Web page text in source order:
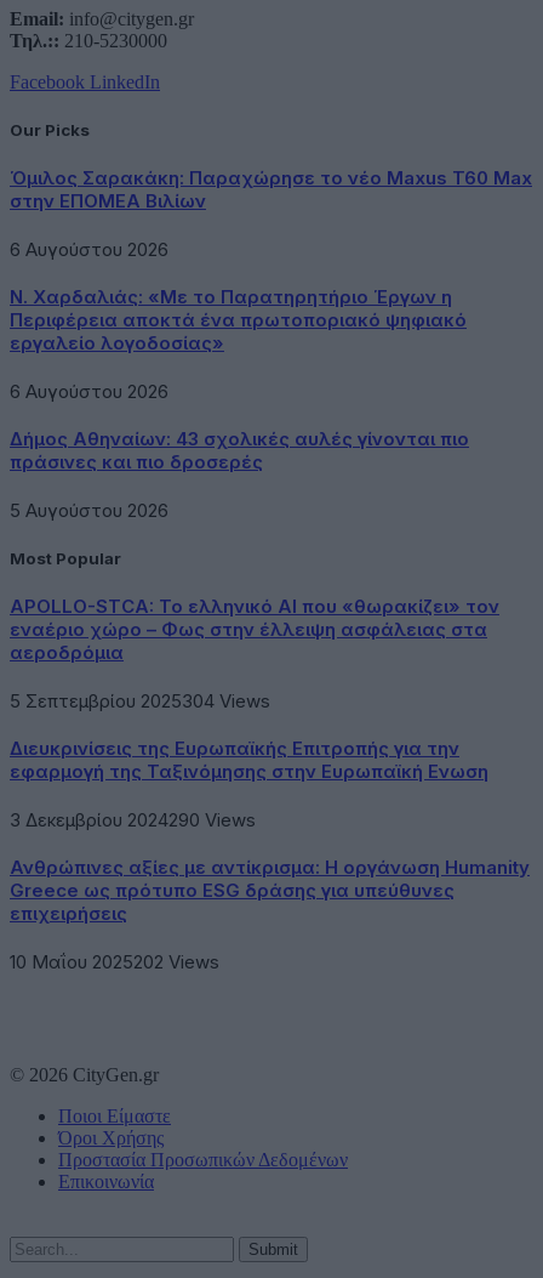
Email: info@citygen.gr
Τηλ.:: 210-5230000
Facebook LinkedIn
Our Picks
Όμιλος Σαρακάκη: Παραχώρησε το νέο Maxus T60 Max
στην ΕΠΟΜΕΑ Βιλίων
6 Αυγούστου 2026
Ν. Χαρδαλιάς: «Με το Παρατηρητήριο Έργων η
Περιφέρεια αποκτά ένα πρωτοποριακό ψηφιακό
εργαλείο λογοδοσίας»
6 Αυγούστου 2026
Δήμος Αθηναίων: 43 σχολικές αυλές γίνονται πιο
πράσινες και πιο δροσερές
5 Αυγούστου 2026
Most Popular
APOLLO-STCA: Το ελληνικό AI που «θωρακίζει» τον
εναέριο χώρο – Φως στην έλλειψη ασφάλειας στα
αεροδρόμια
5 Σεπτεμβρίου 2025304 Views
Διευκρινίσεις της Ευρωπαϊκής Επιτροπής για την
εφαρμογή της Ταξινόμησης στην Ευρωπαϊκή Ενωση
3 Δεκεμβρίου 2024290 Views
Ανθρώπινες αξίες με αντίκρισμα: Η οργάνωση Humanity
Greece ως πρότυπο ESG δράσης για υπεύθυνες
επιχειρήσεις
10 Μαΐου 2025202 Views
© 2026 CityGen.gr
Ποιοι Είμαστε
Όροι Χρήσης
Προστασία Προσωπικών Δεδομένων
Επικοινωνία
Submit